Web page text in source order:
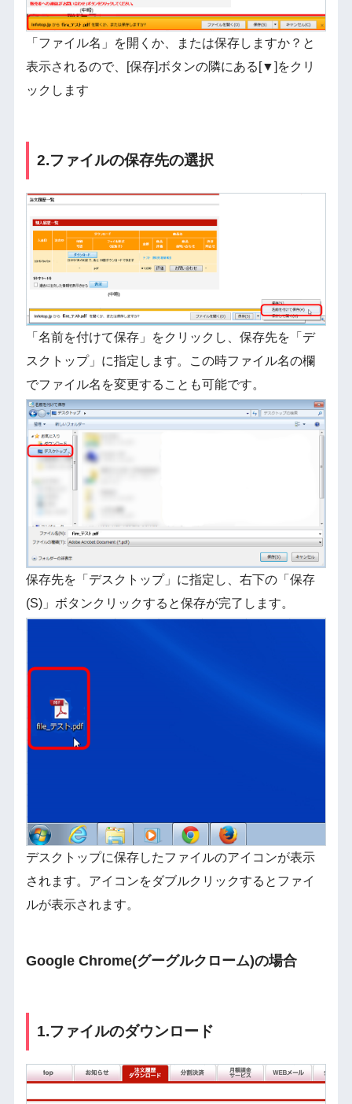
「ファイル名」を開くか、または保存しますか？と
表示されるので、[保存]ボタンの隣にある[▼]をクリ
ックします
2.ファイルの保存先の選択
「名前を付けて保存」をクリックし、保存先を「デ
スクトップ」に指定します。この時ファイル名の欄
でファイル名を変更することも可能です。
保存先を「デスクトップ」に指定し、右下の「保存
(S)」ボタンクリックすると保存が完了します。
デスクトップに保存したファイルのアイコンが表示
されます。アイコンをダブルクリックするとファイ
ルが表示されます。
Google Chrome(グーグルクローム)の場合
1.ファイルのダウンロード